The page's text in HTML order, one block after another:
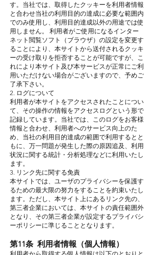
す。当社では、取得したクッキーを利用者情報
と合わせ当社の利用目的の達成に必要な範囲内
でのみ使用し、利用目的達成以外の用途では使
用しません。 利用者がご使用になるインター
ネット閲覧ソフト（ブラウザ）の設定を変更す
ることにより、本サイトから送付されるクッキ
ーの受け取りを拒否することが可能ですが、こ
れにより本サイト及び本サービスが正常にご利
用いただけない場合がございますので、予めご
了承下さい。
2. ログについて
利用者が本サイトをアクセスされたことについ
て、その操作の情報をアクセスログという形で
記録しています。当社では、このログをお客様
情報と合わせ、利用者へのサービス向上のた
め、当社の利用目的達成の範囲で利用するとと
もに、万一問題が発生した際の原因追及、利用
状況に関する統計・分析処理などに利用いたし
ます。
3. リンク先に関する免責
本サイトでは、ユーザのプライバシーを保護す
るための最大限の努力をすることを約束いたし
ます。ただし、本サイト上にあるリンク先の、
第三者企業においては、本サイトの責任範囲外
となり、その第三者企業が設定するプライバシ
ーポリシーに準じることとなります。
第11条 利用者情報（個人情報）
利用者から取得する個人情報は以下のとおりと